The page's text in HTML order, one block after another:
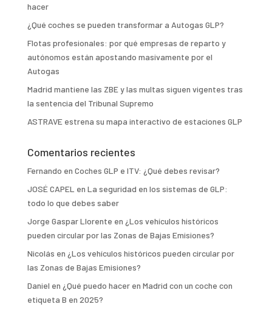
hacer
¿Qué coches se pueden transformar a Autogas GLP?
Flotas profesionales: por qué empresas de reparto y
autónomos están apostando masivamente por el
Autogas
Madrid mantiene las ZBE y las multas siguen vigentes tras
la sentencia del Tribunal Supremo
ASTRAVE estrena su mapa interactivo de estaciones GLP
Comentarios recientes
Fernando en Coches GLP e ITV: ¿Qué debes revisar?
JOSÉ CAPEL en La seguridad en los sistemas de GLP:
todo lo que debes saber
Jorge Gaspar Llorente en ¿Los vehículos históricos
pueden circular por las Zonas de Bajas Emisiones?
Nicolás en ¿Los vehículos históricos pueden circular por
las Zonas de Bajas Emisiones?
Daniel en ¿Qué puedo hacer en Madrid con un coche con
etiqueta B en 2025?